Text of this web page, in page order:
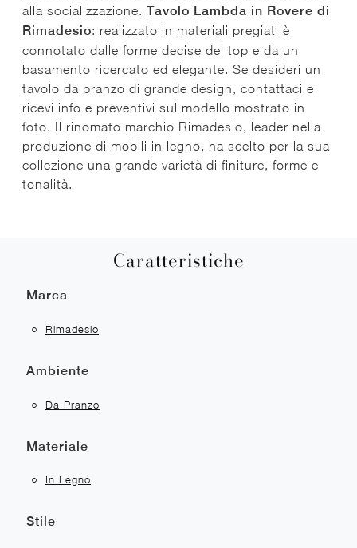
alla socializzazione. Tavolo Lambda in Rovere di
Rimadesio: realizzato in materiali pregiati è
connotato dalle forme decise del top e da un
basamento ricercato ed elegante. Se desideri un
tavolo da pranzo di grande design, contattaci e
ricevi info e preventivi sul modello mostrato in
foto. Il rinomato marchio Rimadesio, leader nella
produzione di mobili in legno, ha scelto per la sua
collezione una grande varietà di finiture, forme e
tonalità.
Caratteristiche
Marca
Rimadesio
Ambiente
Da Pranzo
Materiale
In Legno
Stile